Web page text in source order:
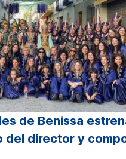
de Benissa
del director y